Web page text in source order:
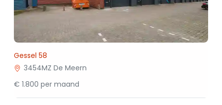
Gessel 58
3454MZ De Meern
€ 1.800 per maand